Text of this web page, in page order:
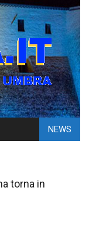
NEWS
torna in